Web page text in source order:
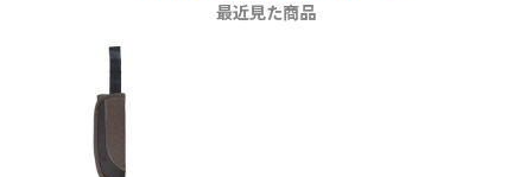
最近見た商品